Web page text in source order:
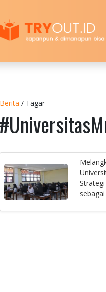
Berita / Tagar